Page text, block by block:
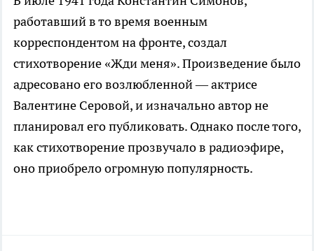
работавший в то время военным
корреспондентом на фронте, создал
стихотворение «Жди меня». Произведение было
адресовано его возлюбленной — актрисе
Валентине Серовой, и изначально автор не
планировал его публиковать. Однако после того,
как стихотворение прозвучало в радиоэфире,
оно приобрело огромную популярность.